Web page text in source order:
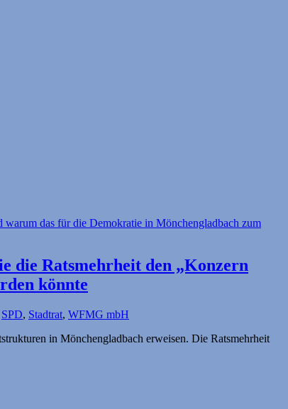
die Rats­mehr­heit den „Konzern
könnte
SPD, Stadtrat, WFMG mbH
in Mönchengladbach erweisen. Die Ratsmehrheit